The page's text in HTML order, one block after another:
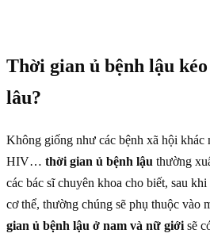
Thời gian ủ bệnh lậu
lâu?
Không giống như các bệnh xã hội khác
HIV… thời gian ủ bệnh lậu thường
các bác sĩ chuyên khoa cho biết, sau
cơ thể, thường chúng sẽ phụ thuộc vào
gian ủ bệnh lậu ở nam và nữ giới sẽ